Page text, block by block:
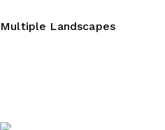
Multiple Landscapes